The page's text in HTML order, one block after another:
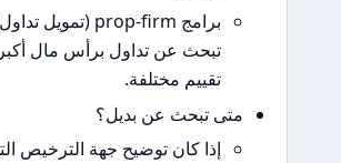
برامج prop-firm (تمويل تداول) إذا كنت
تبحث عن تداول برأس مال أكبر بشروط
تبحث عن بديل؟
إذا كان توضيح جهة الترخيص التي